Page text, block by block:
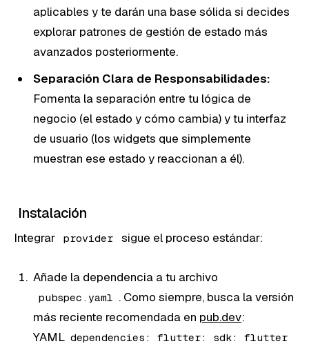
aplicables y te darán una base sólida si decides
explorar patrones de gestión de estado más
avanzados posteriormente.
Separación Clara de Responsabilidades:
Fomenta la separación entre tu lógica de
negocio (el estado y cómo cambia) y tu interfaz
de usuario (los widgets que simplemente
muestran ese estado y reaccionan a él).
Instalación
Integrar provider sigue el proceso estándar:
Añade la dependencia a tu archivo
pubspec.yaml . Como siempre, busca la versión
más reciente recomendada en pub.dev:
YAML dependencies: flutter: sdk: flutter